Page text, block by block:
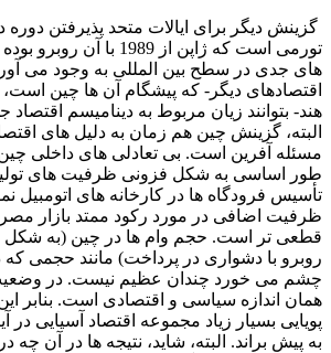
گزینش دیگر برای ایالات متحد پذیرفتن دوره
تورمی است که ژاپن از
های جدی در سطح بین المللی به وجود می
اقتصادهای دیگر- که پیشگام آن ها چین است،
هند- بتوانند زیان مربوط به دینامیسم اقتصاد
البته، گزینش چین هم زمان به دلیل های
مسئله آفرین است. بی تعادلی های داخلی
طور اساسی به شکل فزونی ظرفیت های
تأسیس فرودگاه ها در کارخانه های اتومبیل
ظرفیت اضافی در مورد رکود ممتد بازار
قطعی تر است. حجم وام ها در چین (به شکل
روبرو با دشواری در پرداخت) مانند حجمی که
چشم می خورد چندان عظیم نیست. در
همان اندازه سیاسی و اقتصادی است. بنابر
پویایی بسیار زیاد مجموعه اقتصاد آسیایی در
به پیش براند. البته، شاید، نتیجه ها در آن